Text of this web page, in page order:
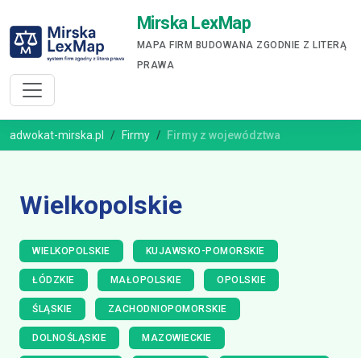
Mirska LexMap
MAPA FIRM BUDOWANA ZGODNIE Z LITERĄ
PRAWA
adwokat-mirska.pl Firmy Firmy z województwa
Wielkopolskie
WIELKOPOLSKIE KUJAWSKO-POMORSKIE
ŁÓDZKIE MAŁOPOLSKIE OPOLSKIE
ŚLĄSKIE ZACHODNIOPOMORSKIE
DOLNOŚLĄSKIE MAZOWIECKIE